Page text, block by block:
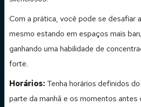
Com a prática, você pode se desafiar
mesmo estando em espaços mais
ganhando uma habilidade de
forte.
Horários: Tenha horários definidos
parte da manhã e os momentos antes